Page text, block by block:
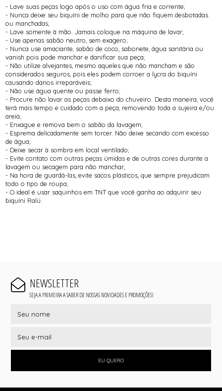
- Lave suas peças logo após o uso com água fria e corrente;
- Nunca deixe seu biquíni de molho para que não fiquem desbotadas
ou manchadas;
- Lave somente à mão. Jamais coloque na máquina de lavar;
- Use apenas sabão neutro, sem exagero;
- Nunca use amaciante, sabão de coco, sabonete, água sanitária ou
vanish pois pode manchar e danificar sua peça;
- Não utilize alvejantes, mesmo aqueles que não mancham e são
considerados seguros, pois eles podem corroer a lycra do biquíni
causando danos irreparáveis;
- Não use água quente ou passe ferro;
- Procure não lavar as peças debaixo do chuveiro. Desta maneira, você
terá mais tempo e cuidado com a peça, removendo toda a sujeira e/ou
areia;
- Enxague e remova bem o sabão da lavagem;
- Esprema delicadamente sem torcer. Não deixe secando com excesso
de água;
- Deixe secar à sombra em local ventilado;
- Evite contato com outras peças úmidas e de outras cores durante a
lavagem ou secagem para não manchar;
- Na hora de guardá-las, evite sacos plásticos, que sempre prejudicam
todo o tipo de roupa;
- O ideal é usar saquinhos em TNT que você ganha ao adquirir seu
biquíni Ralú.
NEWSLETTER
SEJA A PRIMEIRA A SABER DE NOSSAS NOVIDADES E PROMOÇÕES!
EU QUERO